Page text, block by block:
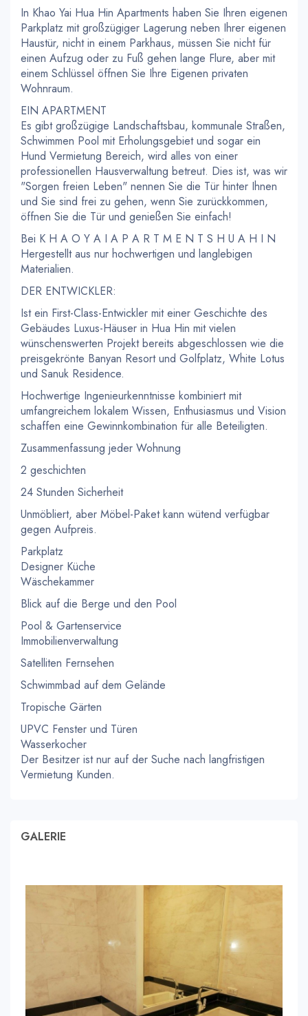
In Khao Yai Hua Hin Apartments haben Sie Ihren eigenen
Parkplatz mit großzügiger Lagerung neben Ihrer eigenen
Haustür, nicht in einem Parkhaus, müssen Sie nicht für
einen Aufzug oder zu Fuß gehen lange Flure, aber mit
einem Schlüssel öffnen Sie Ihre Eigenen privaten
Wohnraum.
EIN APARTMENT
Es gibt großzügige Landschaftsbau, kommunale Straßen,
Schwimmen Pool mit Erholungsgebiet und sogar ein
Hund Vermietung Bereich, wird alles von einer
professionellen Hausverwaltung betreut. Dies ist, was wir
"Sorgen freien Leben" nennen Sie die Tür hinter Ihnen
und Sie sind frei zu gehen, wenn Sie zurückkommen,
öffnen Sie die Tür und genießen Sie einfach!
Bei K H A O Y A I A P A R T M E N T S H U A H I N
Hergestellt aus nur hochwertigen und langlebigen
Materialien.
DER ENTWICKLER:
Ist ein First-Class-Entwickler mit einer Geschichte des
Gebäudes Luxus-Häuser in Hua Hin mit vielen
wünschenswerten Projekt bereits abgeschlossen wie die
preisgekrönte Banyan Resort und Golfplatz, White Lotus
und Sanuk Residence.
Hochwertige Ingenieurkenntnisse kombiniert mit
umfangreichem lokalem Wissen, Enthusiasmus und Vision
schaffen eine Gewinnkombination für alle Beteiligten.
Zusammenfassung jeder Wohnung
2 geschichten
24 Stunden Sicherheit
Unmöbliert, aber Möbel-Paket kann wütend verfügbar
gegen Aufpreis.
Parkplatz
Designer Küche
Wäschekammer
Blick auf die Berge und den Pool
Pool & Gartenservice
Immobilienverwaltung
Satelliten Fernsehen
Schwimmbad auf dem Gelände
Tropische Gärten
UPVC Fenster und Türen
Wasserkocher
Der Besitzer ist nur auf der Suche nach langfristigen
Vermietung Kunden.
GALERIE